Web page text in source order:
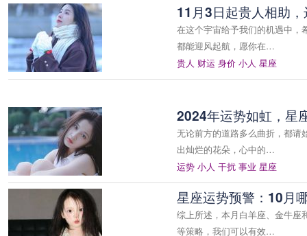
11月3日起贵人相助
在这个宇宙给予我们的机遇中，
都能迎风起航，愿你在…
贵人 财运 身价 小人 星座
2024年运势如虹，星
无论前方的道路多么曲折，都请
出灿烂的花朵，心中的…
运势 小人 干扰 事业 星座
星座运势预警：10月
综上所述，本月白羊座、金牛座
等策略，我们可以有效…